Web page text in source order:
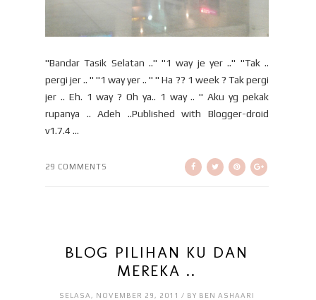
"Bandar Tasik Selatan .." "1 way je yer .." "Tak ..
pergi jer .. " "1 way yer .. " " Ha ?? 1 week ? Tak pergi
jer .. Eh. 1 way ? Oh ya.. 1 way .. " Aku yg pekak
rupanya .. Adeh ..Published with Blogger-droid
v1.7.4 ...
29 COMMENTS
BLOG PILIHAN KU DAN
MEREKA ..
SELASA, NOVEMBER 29, 2011 / BY BEN ASHAARI